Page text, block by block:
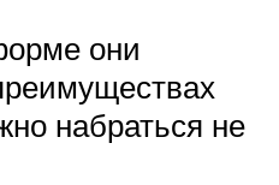
они
набраться не